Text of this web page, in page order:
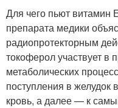
Для чего пьют витамин
препарата медики
радиопротекторным
токоферол участвует в
метаболических
поступления в желудок
кровь, а далее — к